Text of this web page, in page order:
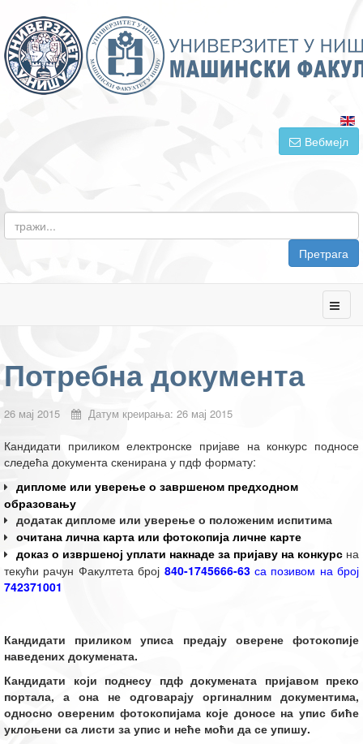
Вебмејл
Претрага
Потребна документа
26 мај 2015 Датум креирања: 26 мај 2015
Кандидати приликом електронске пријаве на конкурс подносе
следећа документа скенирана у пдф формату:
дипломе или уверење о завршеном предходном
образовању
додатак дипломе или уверење о положеним испитима
очитана лична карта или фотокопија личне карте
доказ о извршеној уплати накнаде за пријаву на конкурс на
текући рачун Факултета број 840-1745666-63 са позивом на број
742371001
Кандидати приликом уписа предају оверене фотокопије
наведених докумената.
Кандидати који поднесу пдф докумената пријавом преко
портала, а она не одговарају оргиналним документима,
односно овереним фотокопијама које доносе на упис биће
уклоњени са листи за упис и неће моћи да се упишу.